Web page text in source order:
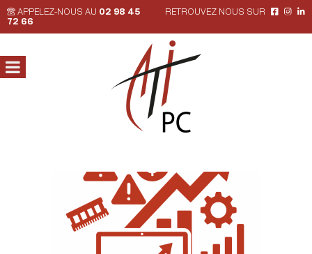
APPELEZ-NOUS AU 02 98 45
72 66
RETROUVEZ NOUS SUR